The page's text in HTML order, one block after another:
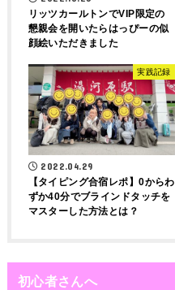
リッツカールトンでVIP限定の
懇親会を開いたらはっぴーの似
顔絵いただきました
実践記録
2022.04.29
【タイピング合宿レポ】0からわ
ずか40分でブラインドタッチを
マスターした方法とは？
初心者さんへ